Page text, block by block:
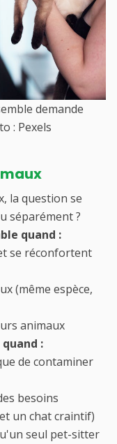
demande
: Pexels
la question se
séparément ?
quand :
se réconfortent
(même espèce,
animaux
:
de contaminer
besoins
un chat craintif)
seul pet-sitter